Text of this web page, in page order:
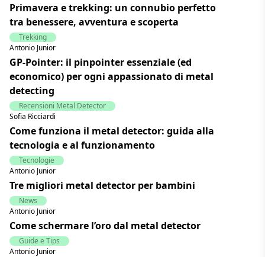
Primavera e trekking: un connubio perfetto
tra benessere, avventura e scoperta
Trekking
Antonio Junior
GP-Pointer: il pinpointer essenziale (ed
economico) per ogni appassionato di metal
detecting
Recensioni Metal Detector
Sofia Ricciardi
Come funziona il metal detector: guida alla
tecnologia e al funzionamento
Tecnologie
Antonio Junior
Tre migliori metal detector per bambini
News
Antonio Junior
Come schermare l’oro dal metal detector
Guide e Tips
Antonio Junior